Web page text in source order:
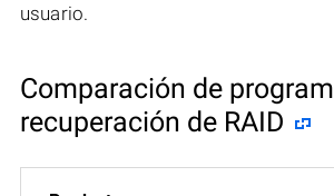
usuario.
Comparación de
recuperación de RAID